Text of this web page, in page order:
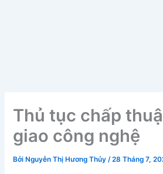
Thủ tục chấp
giao công nghệ
Bởi Nguyễn Thị Hương Thủy/28 Tháng 7,